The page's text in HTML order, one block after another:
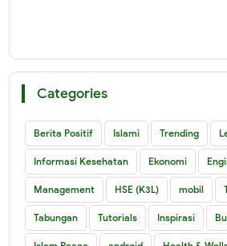
Categories
Berita Positif Islami Trending
Informasi Kesehatan Ekonomi
Management HSE (K3L) mobil
Tabungan Tutorials Inspirasi